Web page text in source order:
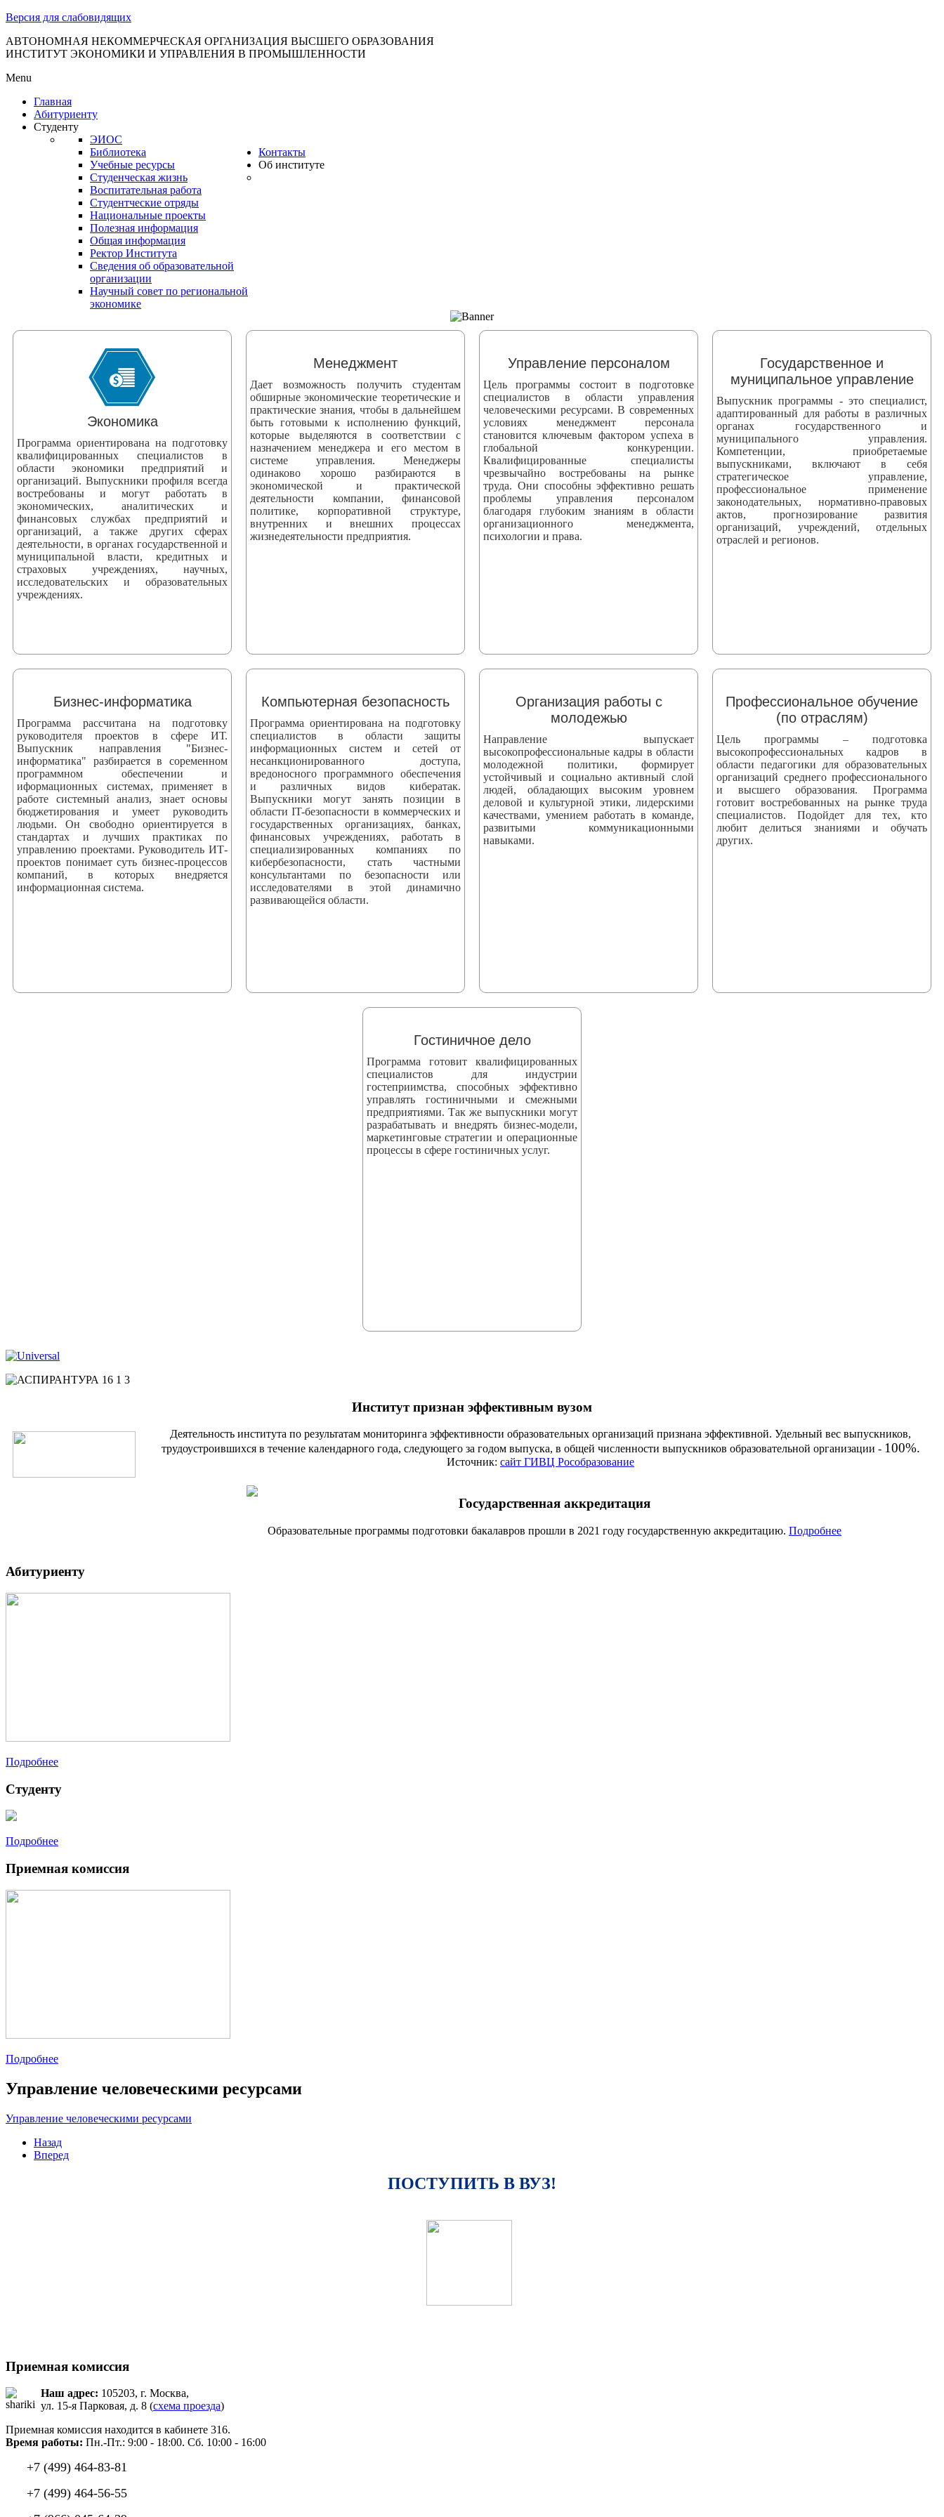
Версия для слабовидящих
АВТОНОМНАЯ НЕКОММЕРЧЕСКАЯ ОРГАНИЗАЦИЯ ВЫСШЕГО ОБРАЗОВАНИЯ
ИНСТИТУТ ЭКОНОМИКИ И УПРАВЛЕНИЯ В ПРОМЫШЛЕННОСТИ
Menu
Главная
Абитуриенту
Студенту
ЭИОС
Библиотека
Учебные ресурсы
Студенческая жизнь
Воспитательная работа
Студентческие отряды
Национальные проекты
Полезная информация
Контакты
Об институте
Общая информация
Ректор Института
Сведения об образовательной
организации
Научный совет по региональной
экономике
Экономика
Программа ориентирована на подготовку
квалифицированных специалистов в
области экономики предприятий и
организаций. Выпускники профиля всегда
востребованы и могут работать в
экономических, аналитических и
финансовых службах предприятий и
организаций, а также других сферах
деятельности, в органах государственной и
муниципальной власти, кредитных и
страховых учреждениях, научных,
исследовательских и образовательных
учреждениях.
Менеджмент
Дает возможность получить студентам
обширные экономические теоретические и
практические знания, чтобы в дальнейшем
быть готовыми к исполнению функций,
которые выделяются в соответствии с
назначением менеджера и его местом в
системе управления. Менеджеры
одинаково хорошо разбираются в
экономической и практической
деятельности компании, финансовой
политике, корпоративной структуре,
внутренних и внешних процессах
жизнедеятельности предприятия.
Управление персоналом
Цель программы состоит в подготовке
специалистов в области управления
человеческими ресурсами. В современных
условиях менеджмент персонала
становится ключевым фактором успеха в
глобальной конкуренции.
Квалифицированные специалисты
чрезвычайно востребованы на рынке
труда. Они способны эффективно решать
проблемы управления персоналом
благодаря глубоким знаниям в области
организационного менеджмента,
психологии и права.
Государственное и
муниципальное управление
Выпускник программы - это специалист,
адаптированный для работы в различных
органах государственного и
муниципального управления.
Компетенции, приобретаемые
выпускниками, включают в себя
стратегическое управление,
профессиональное применение
законодательных, нормативно-правовых
актов, прогнозирование развития
организаций, учреждений, отдельных
отраслей и регионов.
Бизнес-информатика
Программа рассчитана на подготовку
руководителя проектов в сфере ИТ.
Выпускник направления "Бизнес-
информатика" разбирается в соременном
программном обеспечении и
иформационных системах, применяет в
работе системный анализ, знает основы
бюджетирования и умеет руководить
людьми. Он свободно ориентируется в
стандартах и лучших практиках по
управлению проектами. Руководитель ИТ-
проектов понимает суть бизнес-процессов
компаний, в которых внедряется
информационная система.
Компьютерная безопасность
Программа ориентирована на подготовку
специалистов в области защиты
информационных систем и сетей от
несанкционированного доступа,
вредоносного программного обеспечения
и различных видов кибератак.
Выпускники могут занять позиции в
области IT-безопасности в коммерческих и
государственных организациях, банках,
финансовых учреждениях, работать в
специализированных компаниях по
кибербезопасности, стать частными
консультантами по безопасности или
исследователями в этой динамично
развивающейся области.
Организация работы с
молодежью
Направление выпускает
высокопрофессиональные кадры в области
молодежной политики, формирует
устойчивый и социально активный слой
людей, обладающих высоким уровнем
деловой и культурной этики, лидерскими
качествами, умением работать в команде,
развитыми коммуникационными
навыками.
Профессиональное обучение
(по отраслям)
Цель программы – подготовка
высокопрофессиональных кадров в
области педагогики для образовательных
организаций среднего профессионального
и высшего образования. Программа
готовит востребованных на рынке труда
специалистов. Подойдет для тех, кто
любит делиться знаниями и обучать
других.
Гостиничное дело
Программа готовит квалифицированных
специалистов для индустрии
гостеприимства, способных эффективно
управлять гостиничными и смежными
предприятиями. Так же выпускники могут
разрабатывать и внедрять бизнес‑модели,
маркетинговые стратегии и операционные
процессы в сфере гостиничных услуг.
Институт признан эффективным вузом
Деятельность института по результатам мониторинга эффективности образовательных организаций признана эффективной. Удельный вес выпускников,
трудоустроившихся в течение календарного года, следующего за годом выпуска, в общей численности выпускников образовательной организации - 100%.
Источник: сайт ГИВЦ Рособразование
Государственная аккредитация
Образовательные программы подготовки бакалавров прошли в 2021 году государственную аккредитацию. Подробнее
Абитуриенту
Подробнее
Студенту
Подробнее
Приемная комиссия
Подробнее
Управление человеческими ресурсами
Управление человеческими ресурсами
Назад
Вперед
ПОСТУПИТЬ В ВУЗ!
Приемная комиссия
Наш адрес: 105203, г. Москва,
ул. 15-я Парковая, д. 8 (схема проезда)
Приемная комиссия находится в кабинете 316.
Время работы: Пн.-Пт.: 9:00 - 18:00. Сб. 10:00 - 16:00
+7 (499) 464-83-81
+7 (499) 464-56-55